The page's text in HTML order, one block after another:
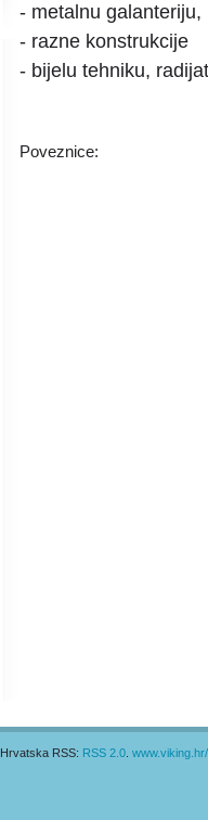
- metalnu galanteriju,
- razne konstrukcije
- bijelu tehniku,
Poveznice:
Hrvatska RSS: RSS 2.0.